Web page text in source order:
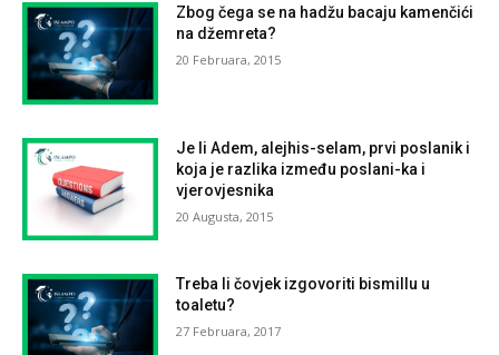
Zbog čega se na hadžu bacaju kamenčići
na džemreta?
20 Februara, 2015
Je li Adem, alejhis-selam, prvi poslanik i
koja je razlika između poslani-ka i
vjerovjesnika
20 Augusta, 2015
Treba li čovjek izgovoriti bismillu u
toaletu?
27 Februara, 2017